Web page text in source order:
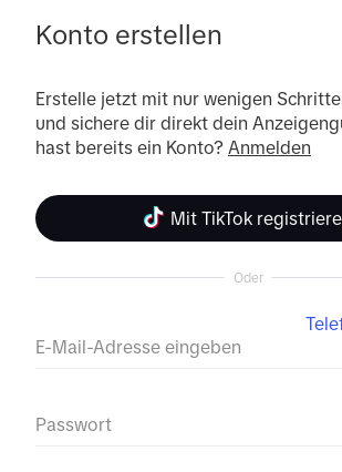
Konto erstellen
Erstelle jetzt mit nur wenigen
und sichere dir direkt dein
hast bereits ein Konto? Anmelden
Mit TikTok
Oder
E-Mail-Adresse eingeben
Passwort